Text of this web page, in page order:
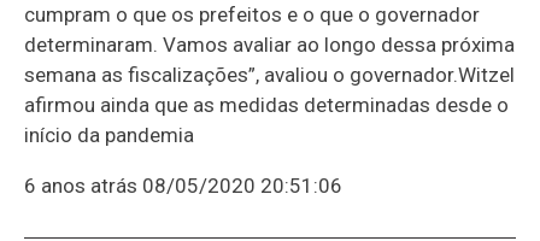
cumpram o que os prefeitos e o que o governador
determinaram. Vamos avaliar ao longo dessa próxima
semana as fiscalizações”, avaliou o governador.Witzel
afirmou ainda que as medidas determinadas desde o
início da pandemia
6 anos atrás 08/05/2020 20:51:06